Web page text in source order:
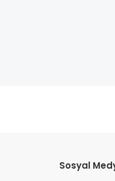
Sosyal